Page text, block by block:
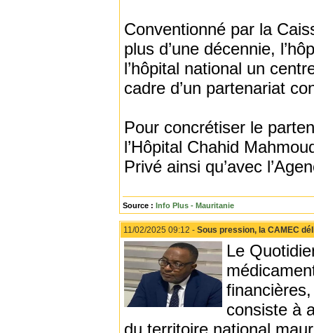
Conventionné par la
plus d’une décennie,
l’hôpital national un
cadre d’un partenariat
Pour concrétiser le
l’Hôpital Chahid
Privé ainsi qu’avec
Source : Info Plus - Mauritanie
11/02/2025 09:12 - Sous pression, la CAMEC
Le
consiste à
du territoire national